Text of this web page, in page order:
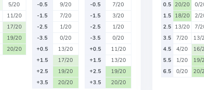
5/20
11/20
17/20
19/20
20/20
-0.5
9/20
-1.5
7/20
-2.5
1/20
-3.5
0/20
+0.5
13/20
+1.5
17/20
+2.5
19/20
+3.5
20/20
-0.5
7/20
-1.5
3/20
-2.5
1/20
-3.5
0/20
+0.5
11/20
+1.5
13/20
+2.5
19/20
+3.5
20/20
0.5 20/20
0/
1.5 18/20
2/
2.5 13/20
7/
3.5
7/20
13/
4.5
4/20
16/
5.5
1/20
19/
6.5
0/20 20/